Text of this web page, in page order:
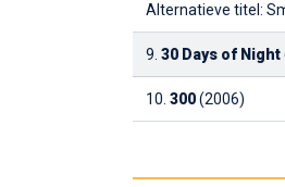
Alternatieve titel:
9. 30 Days of Night
10. 300(2006)